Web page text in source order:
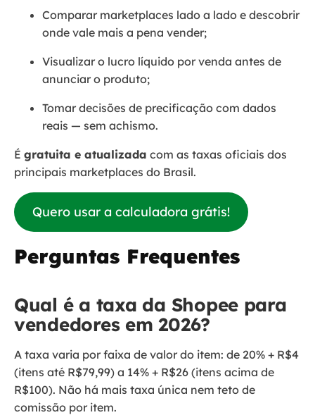
Comparar marketplaces lado a lado e descobrir
onde vale mais a pena vender;
Visualizar o lucro líquido por venda antes de
anunciar o produto;
Tomar decisões de precificação com dados
reais — sem achismo.
É gratuita e atualizada com as taxas oficiais dos
principais marketplaces do Brasil.
Quero usar a calculadora grátis!
Perguntas Frequentes
Qual é a taxa da Shopee para
vendedores em 2026?
A taxa varia por faixa de valor do item: de 20% + R$4
(itens até R$79,99) a 14% + R$26 (itens acima de
R$100). Não há mais taxa única nem teto de
comissão por item.